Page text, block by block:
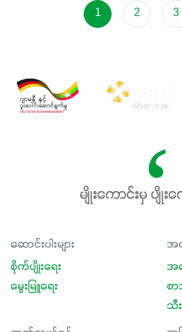
အရသာ ပိုမိုကောင်းမွန်စေဖို့အတွ
ဖြစ်ပါတယ်။ ဟူးမစ်အက်စစ်ပါဝင်ပ
အကျိုးကျေးဇူးများစွာကိုရရှိစေမှာဖြ
နှံစားသီးနှံများ၊ပဲအမျိုးမျိုး၊ဟင်းသီ
မလို့ အတွေးမများဘဲ သီးနှံတိုင်းကြီး
မတ်သီးစုံကို သုံးကြပါစို့....
1 2 3
မျိုးကောင်းမှ ပျို
ဆောင်းပါးများ
စိုက်ပျိုးရေး
မွေးမြူရေး
အ
အ
စ
သီး